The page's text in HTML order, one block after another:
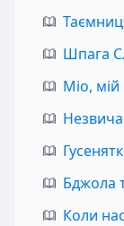
Шпага
Міо, мій
Бджола
Коли